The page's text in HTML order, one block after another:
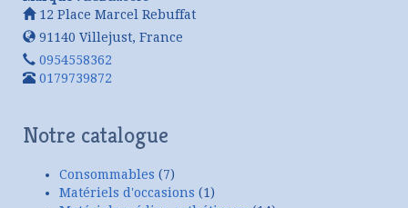
12 Place Marcel Rebuffat
91140 Villejust, France
0954558362
0179739872
Notre catalogue
Consommables (7)
Matériels d'occasions (1)